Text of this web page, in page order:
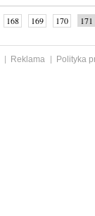
168 169 170 171
Reklama
Polityka